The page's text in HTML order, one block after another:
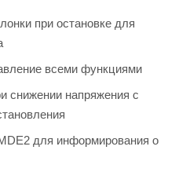
при остановке для
всеми функциями
снижении напряжения с
для информирования о